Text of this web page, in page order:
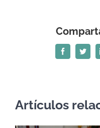
Facebook
Artículos